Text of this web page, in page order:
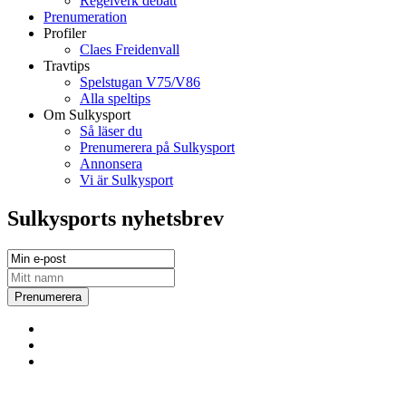
Prenumeration
Profiler
Claes Freidenvall
Travtips
Spelstugan V75/V86
Alla speltips
Om Sulkysport
Så läser du
Prenumerera på Sulkysport
Annonsera
Vi är Sulkysport
Sulkysports nyhetsbrev